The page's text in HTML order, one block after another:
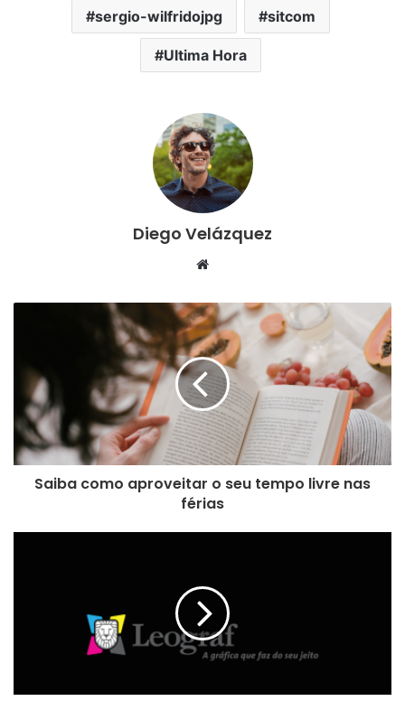
sergio-wilfridojpg sitcom
Ultima Hora
Diego Velázquez
Website
Saiba como aproveitar o seu tempo livre nas
férias